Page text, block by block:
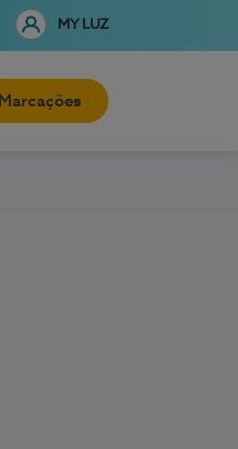
MY LUZ
Marcações